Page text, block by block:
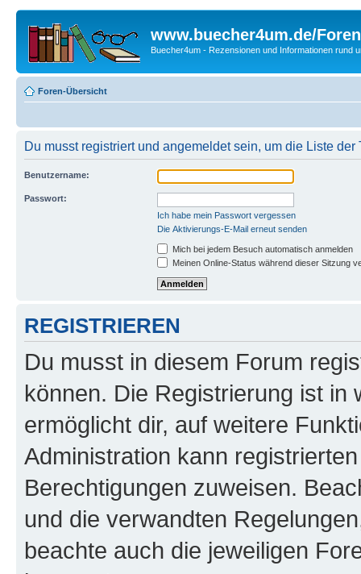
www.buecher4um.de/Foren
Buecher4um - Rezensionen und Informationen rund
Foren-Übersicht
Du musst registriert und angemeldet sein, um die Liste
Benutzername:
Passwort:
Ich habe mein Passwort vergessen
Die Aktivierungs-E-Mail erneut senden
Mich bei jedem Besuch automatisch anmelden
Meinen Online-Status während dieser Sitzung
REGISTRIEREN
Du musst in diesem Forum
können. Die Registrierung ist in
ermöglicht dir, auf weitere
Administration kann
Berechtigungen zuweisen.
und die verwandten
beachte auch die jeweiligen